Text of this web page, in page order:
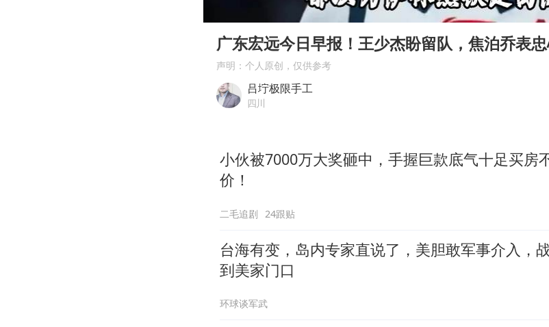
美股存储板块集体大跌
秋天的第一杯奶茶到底有多火
胡彦斌获《歌手2026》歌王
广东宏远今日早报！王少杰盼留队，焦泊乔表
声明：个人原创，仅供参考
吕坾极限手工
四川
小伙被7000万大奖砸中，手握巨款底气十足买房
价！
二毛追剧 24跟贴
台海有变，岛内专家直说了，美胆敢军事介入，
到美家门口
环球谈军武